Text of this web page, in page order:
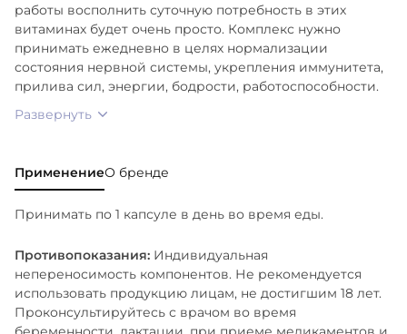
работы восполнить суточную потребность в этих
витаминах будет очень просто. Комплекс нужно
принимать ежедневно в целях нормализации
состояния нервной системы, укрепления иммунитета,
прилива сил, энергии, бодрости, работоспособности.
Развернуть
ПрименениеО бренде
Принимать по 1 капсуле в день во время еды.
Противопоказания: Индивидуальная
непереносимость компонентов. Не рекомендуется
использовать продукцию лицам, не достигшим 18 лет.
Проконсультируйтесь с врачом во время